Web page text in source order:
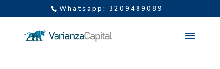
Whatsapp: 3209489089